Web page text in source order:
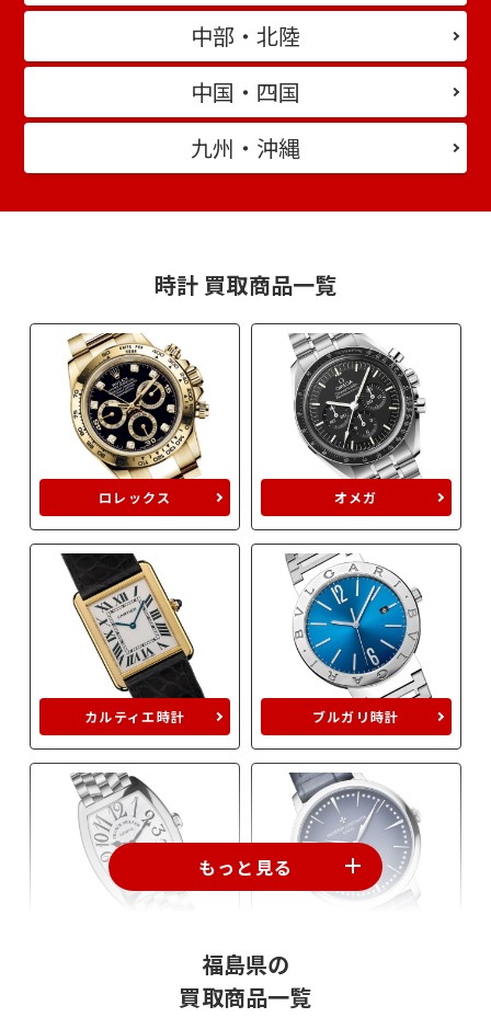
中部・北陸
中国・四国
九州・沖縄
時計 買取商品一覧
ロレックス オメガ
カルティエ時計 ブルガリ時計
もっと見る
福島県の
買取商品一覧